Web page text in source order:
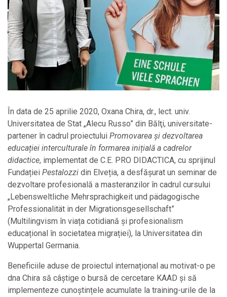
În data de 25 aprilie 2020, Oxana Chira, dr., lect. univ.
Universitatea de Stat „Alecu Russo” din Bălţi, universitate-
partener în cadrul proiectului Promovarea şi dezvoltarea
educației interculturale în formarea inițială a cadrelor
didactice, implementat de C.E. PRO DIDACTICA, cu sprijinul
Fundației Pestalozzi din Elveția, a desfășurat un seminar de
dezvoltare profesională a masteranzilor în cadrul cursului
„Lebensweltliche Mehrsprachigkeit und pädagogische
Professionalität in der Migrationsgesellschaft”
(Multilingvism în viața cotidiană și profesionalism
educațional în societatea migrației), la Universitatea din
Wuppertal Germania.
Beneficiile aduse de proiectul internațional au motivat-o pe
dna Chira să câștige o bursă de cercetare KAAD și să
implementeze cunoștințele acumulate la training-urile de la